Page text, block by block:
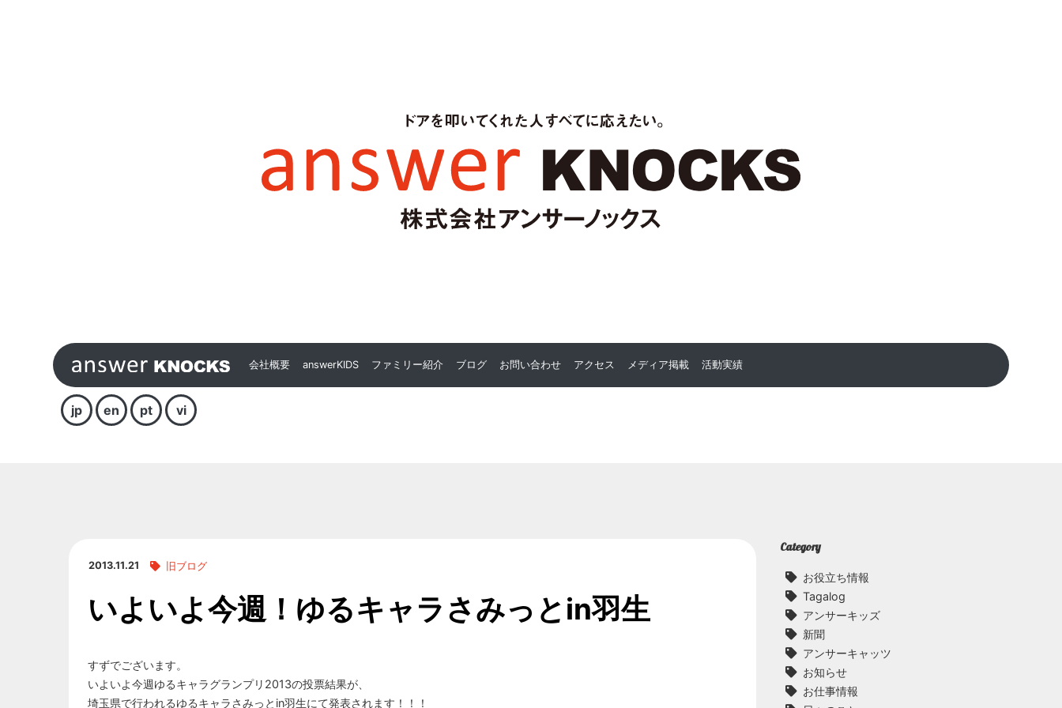
会社概要 answerKIDS ファミリー紹介 ブログ お問い合わせ アクセス メディア掲載 活動実績
jp en pt vi
2013.11.21 旧ブログ
いよいよ今週！ゆるキャラさみっとin羽生
すずでございます。
いよいよ今週ゆるキャラグランプリ2013の投票結果が、
埼玉県で行われるゆるキャラさみっとin羽生にて発表されます！！！
Category
お役立ち情報
Tagalog
アンサーキッズ
新聞
アンサーキャッツ
お知らせ
お仕事情報